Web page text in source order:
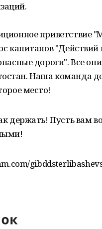
приветствие
капитанов
дороги". Все
Наша команда
место!
держать! Пусть вам